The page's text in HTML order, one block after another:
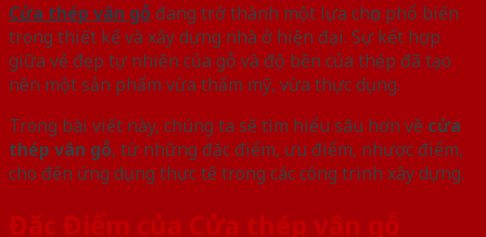
Cửa thép vân gỗ đang trở thành một lựa chọn phổ biến
trong thiết kế và xây dựng nhà ở hiện đại. Sự kết hợp
giữa vẻ đẹp tự nhiên của gỗ và độ bền của thép đã tạo
nên một sản phẩm vừa thẩm mỹ, vừa thực dụng.
Trong bài viết này, chúng ta sẽ tìm hiểu sâu hơn về cửa
thép vân gỗ, từ những đặc điểm, ưu điểm, nhược điểm,
cho đến ứng dụng thực tế trong các công trình xây dựng.
Đặc Điểm của Cửa thép vân gỗ